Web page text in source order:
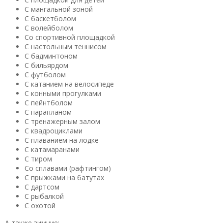
С мангальной зоной
С баскетболом
С волейболом
Со спортивной площадкой
С настольным теннисом
С бадминтоном
С бильярдом
С футболом
С катанием на велосипеде
С конными прогулками
С пейнтболом
С парапланом
С тренажерным залом
С квадроциклами
С плаванием на лодке
С катамаранами
С тиром
Со сплавами (рафтингом)
С прыжками на батутах
С дартсом
С рыбалкой
С охотой